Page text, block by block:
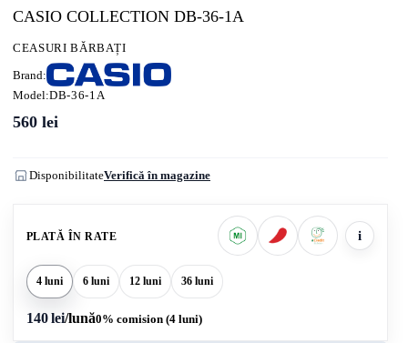
CASIO COLLECTION DB-36-1A
CEASURI BĂRBAȚI
Brand:
Model:DB-36-1A
560 lei
DisponibilitateVerifică în magazine
PLATĂ ÎN RATE i
4 luni 6 luni 12 luni 36 luni
140 lei/lună0% comision (4 luni)